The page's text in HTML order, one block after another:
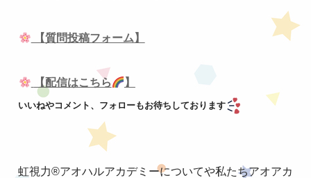
【質問投稿フォーム】
【配信はこちら 】
いいねやコメント、フォローもお待ちしております
虹視力®︎アオハルアカデミーについてや私たちアオアカ